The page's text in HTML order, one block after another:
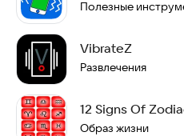
Полезные
VibrateZ
Развлечения
12 Signs Of
Образ жизни